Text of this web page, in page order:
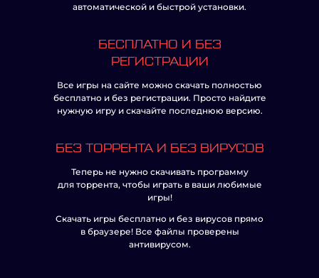
автоматической и быстрой установки.
БЕСПЛАТНО И БЕЗ
РЕГИСТРАЦИИ
Все игры на сайте можно скачать полностью
бесплатно и без регистрации. Просто найдите
нужную игру и скачайте последнюю версию.
БЕЗ ТОРРЕНТА И БЕЗ ВИРУСОВ
Теперь не нужно скачивать программу
для торрента, чтобы играть в ваши любимые
игры!
Скачать игры бесплатно и без вирусов прямо
в браузере! Все файлы проверены
антивирусом.